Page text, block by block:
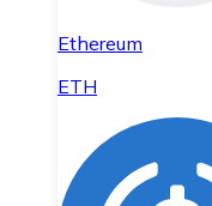
Ethereum
ETH